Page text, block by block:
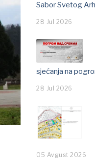
Sabor Svetog
28 Jul 2026
sjećanja na
28 Jul 2026
05 Avgust 2026